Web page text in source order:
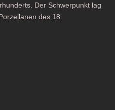
Der Schwerpunkt lag
des 18.